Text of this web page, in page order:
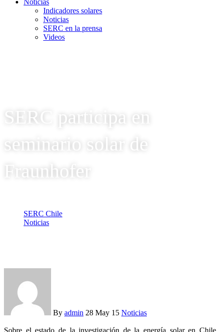
Noticias
Indicadores solares
Noticias
SERC en la prensa
Videos
SERC participa en
seminario solar de
Fraunhofer
SERC Chile
Noticias
By admin 28 May 15 Noticias
Sobre el estado de la investigación de la energía solar en Chile